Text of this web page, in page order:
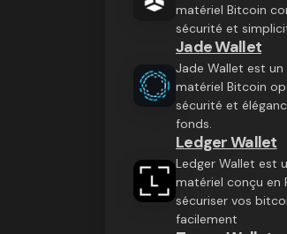
matériel Bitcoin
sécurité et
Jade Wallet
Jade Wallet est
matériel Bitcoin
sécurité et
fonds.
Ledger Wallet
Ledger Wallet est
matériel conçu en
sécuriser vos
facilement